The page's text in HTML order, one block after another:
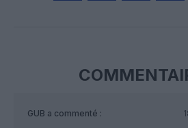
GUB a commenté :